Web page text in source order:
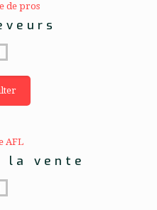
de pros
AFL
la vente